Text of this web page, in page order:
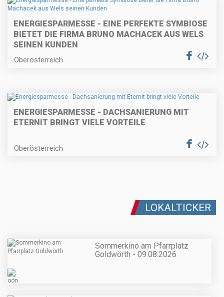
ENERGIESPARMESSE - EINE PERFEKTE SYMBIOSE
BIETET DIE FIRMA BRUNO MACHACEK AUS WELS
SEINEN KUNDEN
Oberösterreich
ENERGIESPARMESSE - DACHSANIERUNG MIT
ETERNIT BRINGT VIELE VORTEILE
Oberösterreich
LOKALTICKER
Sommerkino am Pfarrplatz
Goldwörth - 09.08.2026